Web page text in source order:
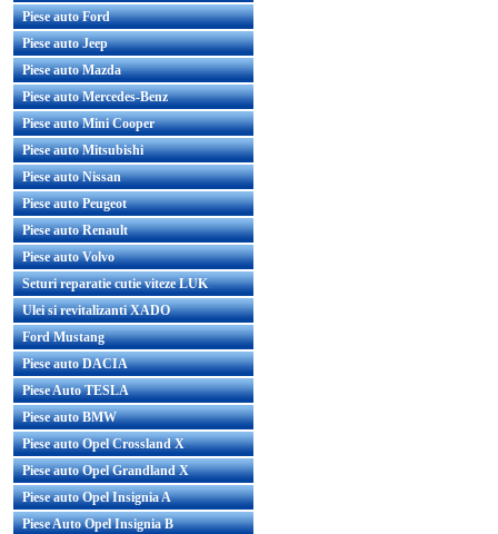
Piese auto Ford
Piese auto Jeep
Piese auto Mazda
Piese auto Mercedes-Benz
Piese auto Mini Cooper
Piese auto Mitsubishi
Piese auto Nissan
Piese auto Peugeot
Piese auto Renault
Piese auto Volvo
Seturi reparatie cutie viteze LUK
Ulei si revitalizanti XADO
Ford Mustang
Piese auto DACIA
Piese Auto TESLA
Piese auto BMW
Piese auto Opel Crossland X
Piese auto Opel Grandland X
Piese auto Opel Insignia A
Piese Auto Opel Insignia B